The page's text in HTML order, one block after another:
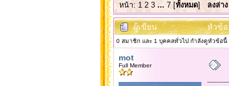
หน้า:1 2 3 ...7[ทั้งหมด]ลงล่าง
ผู้เขียน หัวข้อ
0 สมาชิก และ 1 บุคคลทั่วไป กำลังดูหัวข้อนี้
mot
Full Member